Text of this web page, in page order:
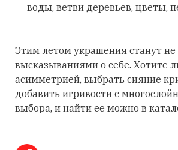
воды, ветви деревьев, цветы,
Этим летом украшения станут
высказываниями о себе. Хотите
асимметрией, выбрать сияние
добавить игривости с
выбора, и найти ее можно в